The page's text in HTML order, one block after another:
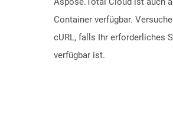
Container verfügbar.
cURL, falls Ihr erforderliches
verfügbar ist.